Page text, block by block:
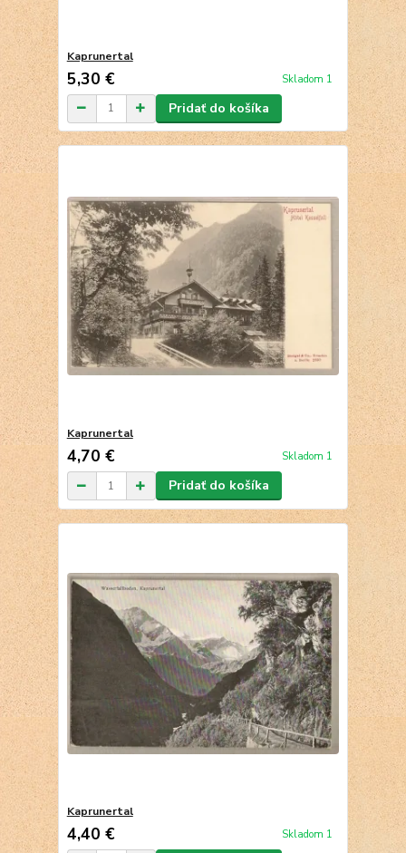
Kaprunertal
5,30 € Skladom 1
Pridať do košíka
Kaprunertal
4,70 € Skladom 1
Pridať do košíka
Kaprunertal
4,40 € Skladom 1